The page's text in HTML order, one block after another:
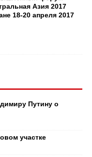
Азия 2017
18-20 апреля 2017
Путину о
участке